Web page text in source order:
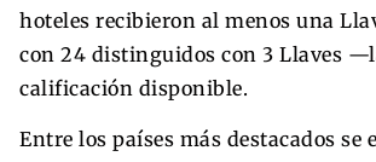
hoteles recibieron al menos una
con 24 distinguidos con 3 Llaves
calificación disponible.
Entre los países más destacados se